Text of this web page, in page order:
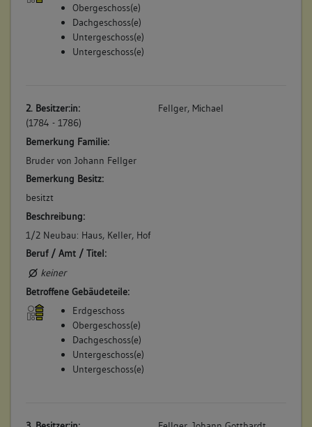
Obergeschoss(e)
Dachgeschoss(e)
Untergeschoss(e)
Untergeschoss(e)
2. Besitzer:in:
(1784 - 1786)
Fellger, Michael
Bemerkung Familie:
Bruder von Johann Fellger
Bemerkung Besitz:
besitzt
Beschreibung:
1/2 Neubau: Haus, Keller, Hof
Beruf / Amt / Titel:
keiner
Betroffene Gebäudeteile:
Erdgeschoss
Obergeschoss(e)
Dachgeschoss(e)
Untergeschoss(e)
Untergeschoss(e)